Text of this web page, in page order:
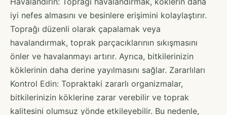
iyi nefes almasını ve besinlere erişimini kolaylaştırır.
Toprağı düzenli olarak çapalamak veya
havalandırmak, toprak parçacıklarının sıkışmasını
önler ve havalanmayı artırır. Ayrıca, bitkilerinizin
köklerinin daha derine yayılmasını sağlar. Zararlıları
Kontrol Edin: Topraktaki zararlı organizmalar,
bitkilerinizin köklerine zarar verebilir ve toprak
kalitesini olumsuz yönde etkileyebilir. Bu nedenle,